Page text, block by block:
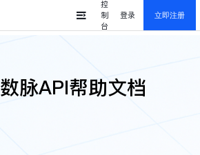
控
制
台
登录 立即注册
数脉API帮助文档